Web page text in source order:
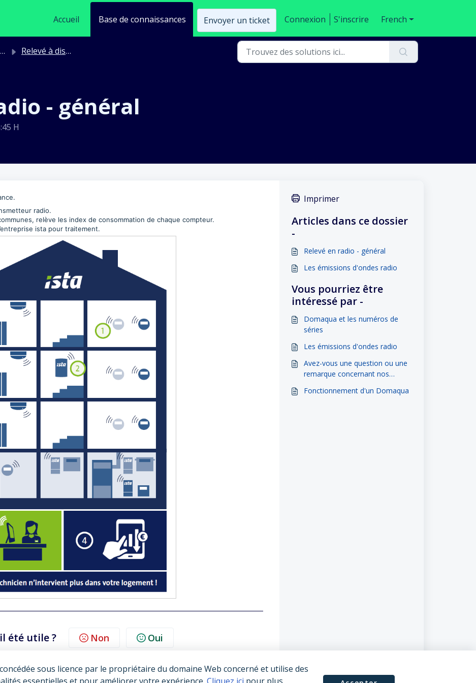
Accueil Base de connaissances Envoyer un ticket Connexion S'inscrire French
Relevé à distance - Radio
- général
H
radio.
relève les index de consommation de chaque compteur.
ista pour traitement.
été utile ? Non Oui
Imprimer
Articles dans ce dossier
-
Relevé en radio - général
Les émissions d'ondes radio
Vous pourriez être
intéressé par -
Domaqua et les numéros de
séries
Les émissions d'ondes radio
Avez-vous une question ou une
remarque concernant nos
Fonctionnement d'un Domaqua
sous licence par le propriétaire du domaine Web concerné et utilise des